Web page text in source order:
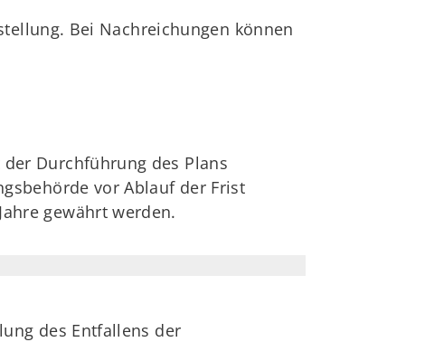
Bei Nachreichungen können
Durchführung des Plans
vor Ablauf der Frist
gewährt werden.
des Entfallens der